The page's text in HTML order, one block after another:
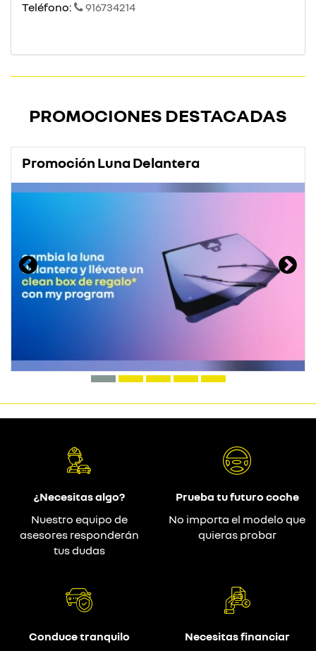
Teléfono: 916734214
PROMOCIONES DESTACADAS
Promoción Luna Delantera
¿Necesitas algo?
Nuestro equipo de
asesores responderán
tus dudas
Prueba tu futuro coche
No importa el modelo que
quieras probar
Conduce tranquilo
Necesitas financiar